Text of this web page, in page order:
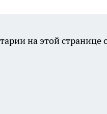
на этой странице